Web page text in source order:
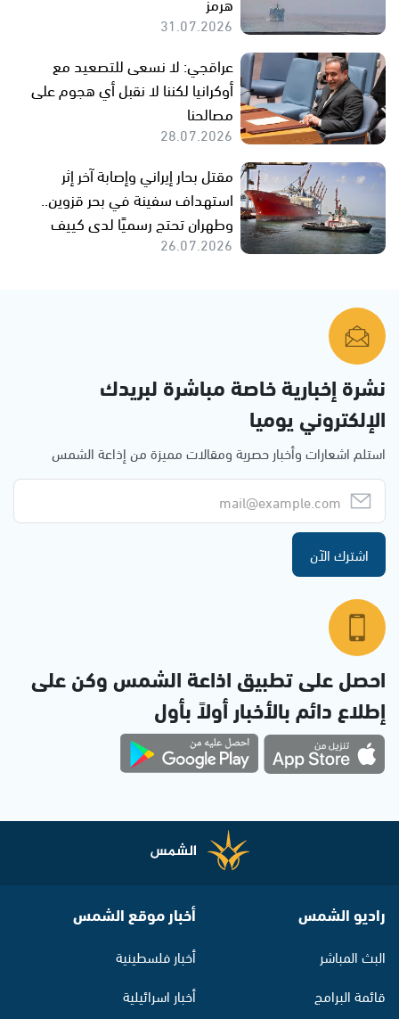
31.07.2026
عراقجي: لا نسعى للتصعيد مع
أوكرانيا لكننا لا نقبل أي هجوم على
مصالحنا
28.07.2026
مقتل بحار إيراني وإصابة آخر إثر
استهداف سفينة في بحر قزوين..
وطهران تحتج رسميًا لدى كييف
26.07.2026
نشرة إخبارية خاصة مباشرة لبريدك
الإلكتروني يوميا
استلم اشعارات وأخبار حصرية ومقالات مميزة من إذاعة الشمس
اشترك الآن
احصل على تطبيق اذاعة الشمس وكن على
إطلاع دائم بالأخبار أولاً بأول
راديو الشمس
البث المباشر
قائمة البرامج
أخبار موقع الشمس
أخبار فلسطينية
أخبار اسرائيلية